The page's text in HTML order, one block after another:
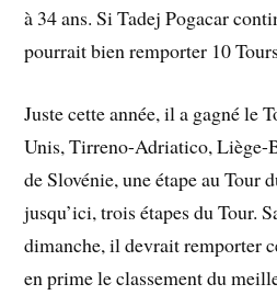
à 34 ans. Si Tadej Pogacar
pourrait bien remporter 10
Juste cette année, il a gagné le
Unis, Tirreno-Adriatico, Liège-
de Slovénie, une étape au Tour
jusqu’ici, trois étapes du Tour.
dimanche, il devrait remporter
en prime le classement du